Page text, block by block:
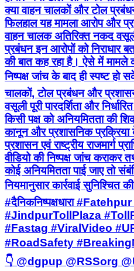
क्या वाहन चालकों और टोल
फिलहाल यह मामला आरोप और
वाहन चालक अतिरिक्त नकद
प्रबंधन इन आरोपों को निराधार
की बात कह रहा है। ऐसे में मामले
निष्पक्ष जांच के बाद ही स्पष्ट
चालकों, टोल प्रबंधन और
वसूली पूरी पारदर्शिता और
किसी पक्ष को अनियमितता की
कानून और प्रशासनिक प्रक्रिया
प्रशासन एवं राष्ट्रीय राजमार्ग
वीडियो की निष्पक्ष जांच कराकर
कोई अनियमितता पाई जाए तो
नियमानुसार कार्रवाई
#दैनिकनिष्पक्षधारा
#JindpurTollPlaza
#Fastag #ViralVideo
#RoadSafety
👇 @dgpup @RSSorg